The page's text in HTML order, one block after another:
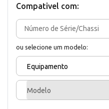
Compativel com:
ou selecione um modelo:
Equipamento
Modelo